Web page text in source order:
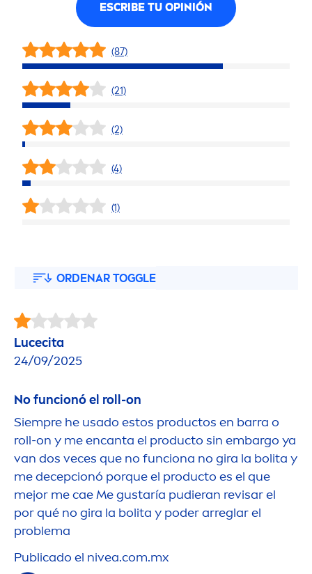
ESCRIBE TU OPINIÓN
(87)
(21)
(2)
(4)
(1)
ORDENAR TOGGLE
Lucecita
24/09/2025
No funcionó el roll-on
Siempre he usado estos productos en barra o
roll-on y me encanta el producto sin embargo ya
van dos veces que no funciona no gira la bolita y
me decepcionó porque el producto es el que
mejor me cae Me gustaría pudieran revisar el
por qué no gira la bolita y poder arreglar el
problema
Publicado el nivea.com.mx